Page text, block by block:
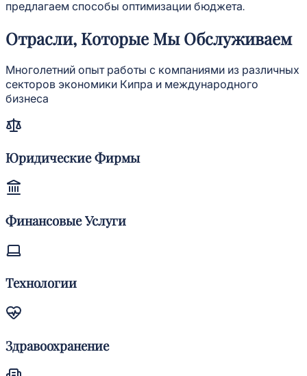
предлагаем способы оптимизации бюджета.
Отрасли, Которые Мы Обслуживаем
Многолетний опыт работы с компаниями из различных
секторов экономики Кипра и международного
бизнеса
Юридические Фирмы
Финансовые Услуги
Технологии
Здравоохранение